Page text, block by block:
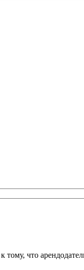
тому, что